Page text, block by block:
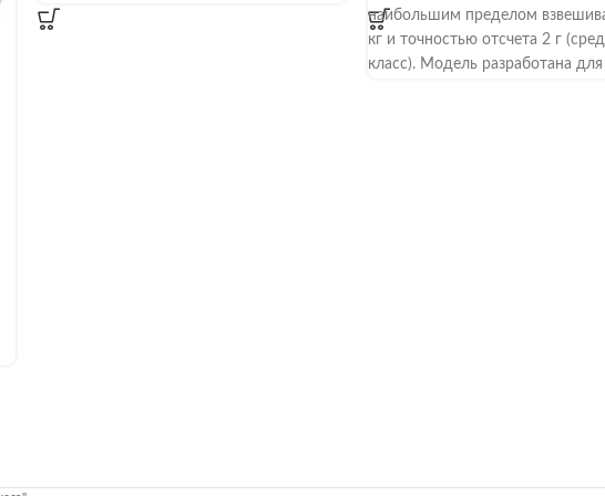
наибольшим пределом
кг и точностью отсчета 2 г
класс). Модель разработана для